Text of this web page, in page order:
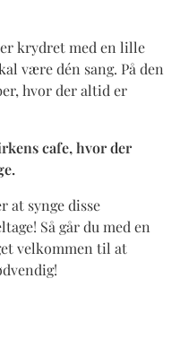
krydret med en lille
være dén sang. På den
hvor der altid er
cafe, hvor der
at synge disse
Så går du med en
velkommen til at